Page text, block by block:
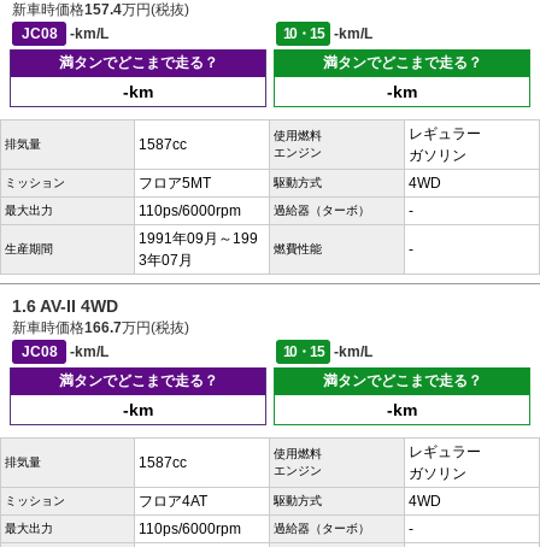
新車時価格157.4万円(税抜)
JC08
-km/L 10・15
-km/L
満タンでどこまで走る？
-km
満タンでどこまで走る？
-km
排気量 1587cc
使用燃料
エンジン
レギュラー
ガソリン
ミッション フロア5MT 駆動方式 4WD
最大出力 110ps/6000rpm 過給器（ターボ） -
生産期間
1991年09月～199
3年07月
燃費性能 -
1.6 AV-II 4WD
新車時価格166.7万円(税抜)
JC08
-km/L 10・15
-km/L
満タンでどこまで走る？
-km
満タンでどこまで走る？
-km
排気量 1587cc
使用燃料
エンジン
レギュラー
ガソリン
ミッション フロア4AT 駆動方式 4WD
最大出力 110ps/6000rpm 過給器（ターボ） -